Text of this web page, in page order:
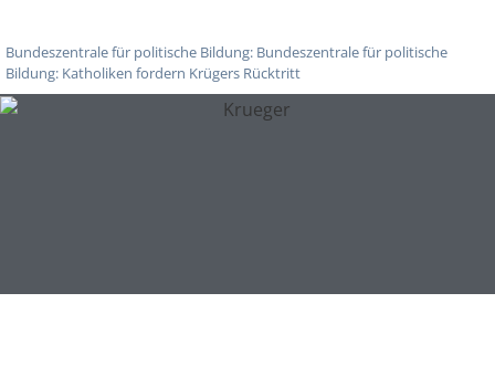
Bundeszentrale für politische Bildung: Bundeszentrale für politische
Bildung: Katholiken fordern Krügers Rücktritt